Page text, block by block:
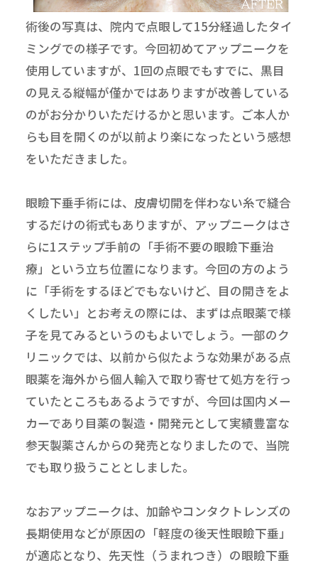
術後の写真は、院内で点眼して15分経過したタイ
ミングでの様子です。今回初めてアップニークを
使用していますが、1回の点眼でもすでに、黒目
の見える縦幅が僅かではありますが改善している
のがお分かりいただけるかと思います。ご本人か
らも目を開くのが以前より楽になったという感想
をいただきました。
眼瞼下垂手術には、皮膚切開を伴わない糸で縫合
するだけの術式もありますが、アップニークはさ
らに1ステップ手前の「手術不要の眼瞼下垂治
療」という立ち位置になります。今回の方のよう
に「手術をするほどでもないけど、目の開きをよ
くしたい」とお考えの際には、まずは点眼薬で様
子を見てみるというのもよいでしょう。一部のク
リニックでは、以前から似たような効果がある点
眼薬を海外から個人輸入で取り寄せて処方を行っ
ていたところもあるようですが、今回は国内メー
カーであり目薬の製造・開発元として実績豊富な
参天製薬さんからの発売となりましたので、当院
でも取り扱うこととしました。
なおアップニークは、加齢やコンタクトレンズの
長期使用などが原因の「軽度の後天性眼瞼下垂」
が適応となり、先天性（うまれつき）の眼瞼下垂